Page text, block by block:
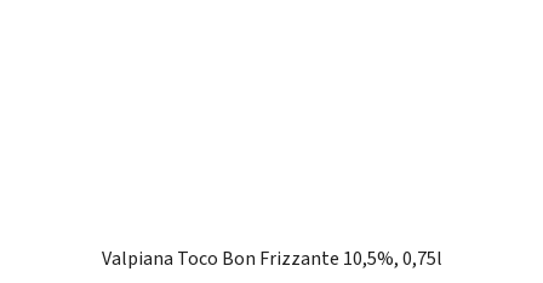
Valpiana Toco Bon Frizzante 10,5%, 0,75l